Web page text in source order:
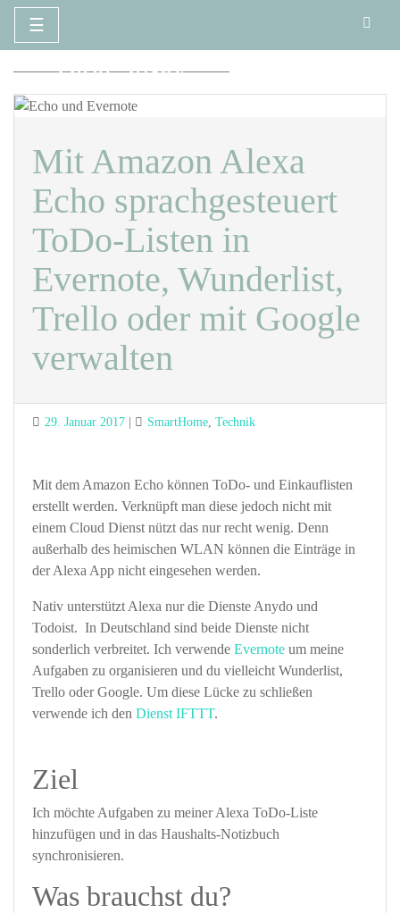
☰
springen
Blog Susay
Mit Amazon Alexa
Echo sprachgesteuert
ToDo-Listen in
Evernote, Wunderlist,
Trello oder mit Google
verwalten
Posted
29. Januar 2017 Categories
SmartHome, Technik
Mit dem Amazon Echo können ToDo- und Einkauflisten
erstellt werden. Verknüpft man diese jedoch nicht mit
einem Cloud Dienst nützt das nur recht wenig. Denn
außerhalb des heimischen WLAN können die Einträge in
der Alexa App nicht eingesehen werden.
Nativ unterstützt Alexa nur die Dienste Anydo und
Todoist. In Deutschland sind beide Dienste nicht
sonderlich verbreitet. Ich verwende Evernote um meine
Aufgaben zu organisieren und du vielleicht Wunderlist,
Trello oder Google. Um diese Lücke zu schließen
verwende ich den Dienst IFTTT.
Ziel
Ich möchte Aufgaben zu meiner Alexa ToDo-Liste
hinzufügen und in das Haushalts-Notizbuch
synchronisieren.
Was brauchst du?